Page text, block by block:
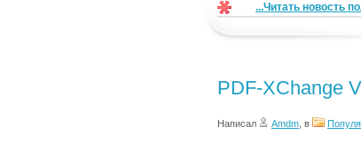
...Читать новость
PDF-XChange
Написал Amdm , в